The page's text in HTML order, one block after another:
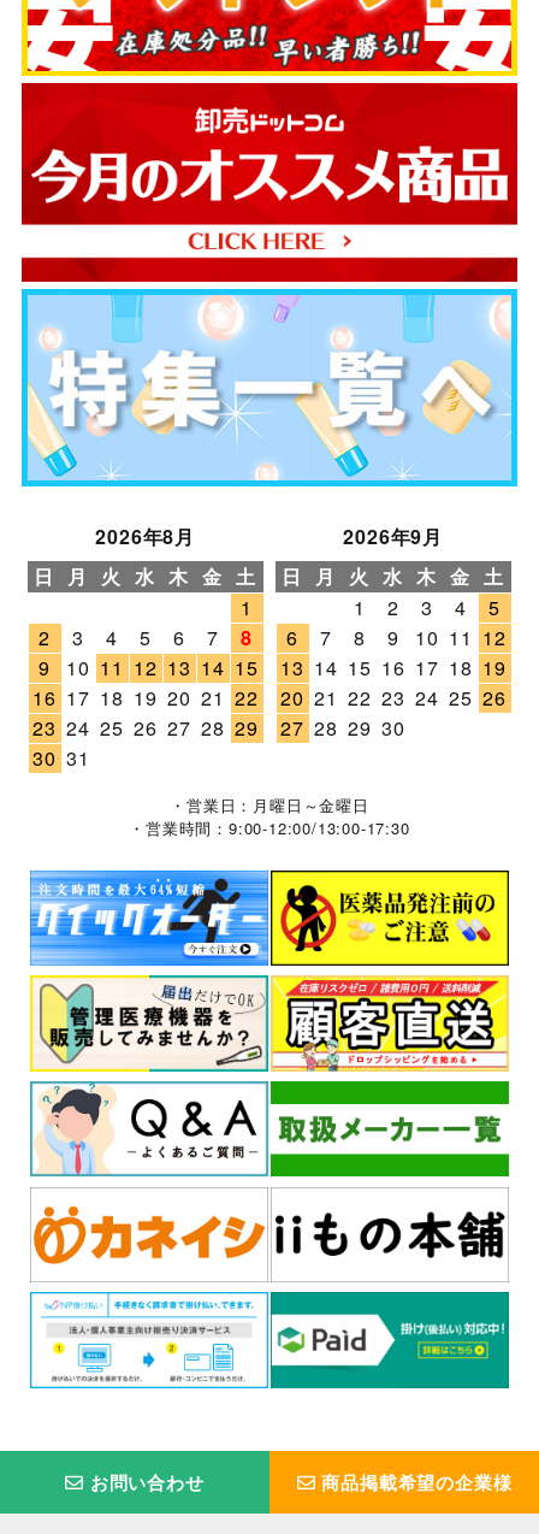
2026年8月
日
月 火 水 木 金 土
1
2
3 4 5 6 7
8
9
10 11 12 13 14 15
16 17 18 19 20 21 22
23 24 25 26 27 28 29
30 31
2026年9月
日
月 火 水 木 金 土
1
2 3 4
5
6
7 8 9 10 11 12
13 14 15 16 17 18 19
20 21 22 23 24 25 26
27 28 29 30
・営業日：月曜日～金曜日
・営業時間：9:00-12:00/13:00-17:30
お問い合わせ 商品掲載希望の企業様